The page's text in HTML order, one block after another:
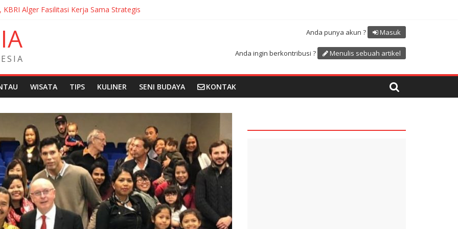
Alger Fasilitasi Kerja Sama Strategis
Merah Putih sepanjang 50 Meter di Brick Hill Hong Kong untuk menyambut HUT RI ke 81
Film Festival 2026 Montréal Kanada
Indonesia kepada Komunitas Paroki di Angola
IA
ES I A
Anda punya akun ? Masuk
Anda ingin berkontribusi ? Menulis sebuah artikel
WISATA TIPS KULINER SENI BUDAYA KONTAK